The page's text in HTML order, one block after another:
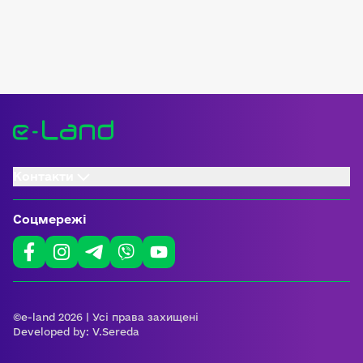
Соцмережі
©e-land 2026 | Усі права захищені
Developed by: V.Sereda